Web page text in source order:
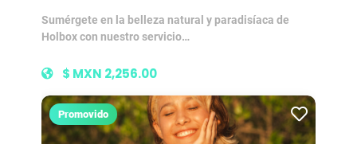
Sumérgete en la belleza natural y paradisíaca de
Holbox con nuestro servicio…
$ MXN 2,256.00
Promovido